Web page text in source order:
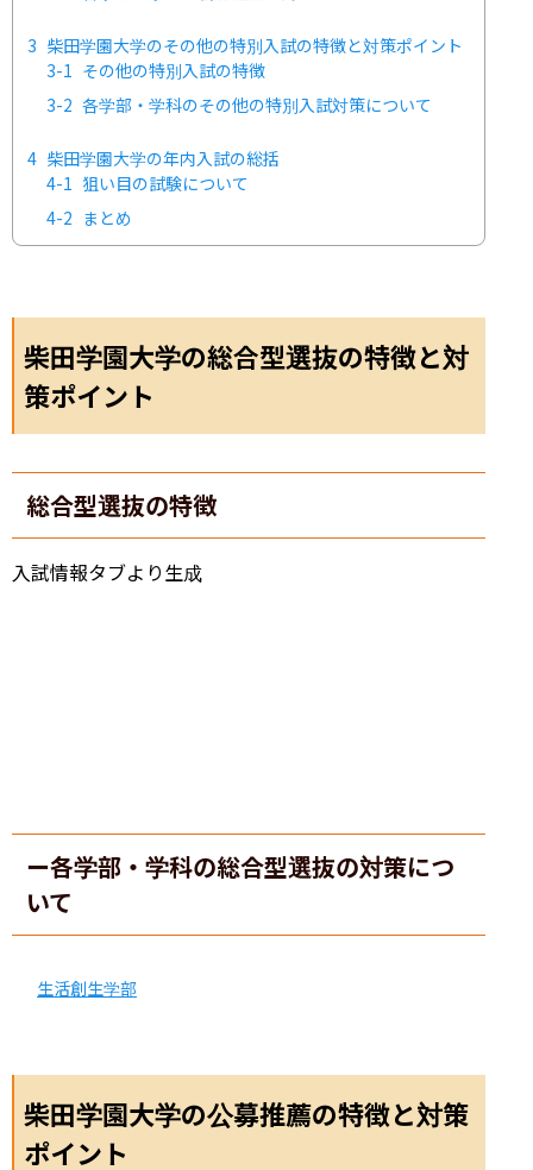
3 柴田学園大学のその他の特別入試の特徴と対策ポイント
3-1 その他の特別入試の特徴
3-2 各学部・学科のその他の特別入試対策について
4 柴田学園大学の年内入試の総括
4-1 狙い目の試験について
4-2 まとめ
柴田学園大学の総合型選抜の特徴と対
策ポイント
総合型選抜の特徴
入試情報タブより生成
ー各学部・学科の総合型選抜の対策につ
いて
生活創生学部
柴田学園大学の公募推薦の特徴と対策
ポイント